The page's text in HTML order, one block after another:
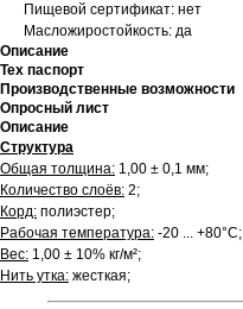
Пищевой сертификат: нет
Масложиростойкость: да
Описание
Тех паспорт
Производственные возможности
Опросный лист
Описание
Структура
Общая толщина: 1,00 ± 0,1 мм;
Количество слоёв: 2;
Корд: полиэстер;
Рабочая температура: -20 ... +80°С;
Вес: 1,00 ± 10% кг/м²;
Нить утка: жесткая;